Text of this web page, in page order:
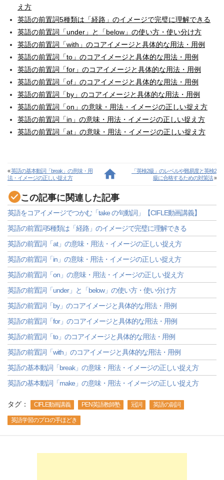
え方
英語の前置詞5種類は「経路」のイメージで完璧に理解できる
英語の前置詞「under」と「below」の使い方・使い分け方
英語の前置詞「with」のコアイメージと具体的な用法・用例
英語の前置詞「to」のコアイメージと具体的な用法・用例
英語の前置詞「for」のコアイメージと具体的な用法・用例
英語の前置詞「of」のコアイメージと具体的な用法・用例
英語の前置詞「by」のコアイメージと具体的な用法・用例
英語の前置詞「on」の意味・用法・イメージの正しい捉え方
英語の前置詞「in」の意味・用法・イメージの正しい捉え方
英語の前置詞「at」の意味・用法・イメージの正しい捉え方
«英語の基本動詞「break」の意味・用
法・イメージの正しい捉え方
「英検2級」のレベルや難易度と英検2
級に合格するための対策法»
この記事に関連した記事
英語をコアイメージでつかむ「take の句動詞」【CIFLE動画講義】
英語の前置詞5種類は「経路」のイメージで完璧に理解できる
英語の前置詞「at」の意味・用法・イメージの正しい捉え方
英語の前置詞「in」の意味・用法・イメージの正しい捉え方
英語の前置詞「on」の意味・用法・イメージの正しい捉え方
英語の前置詞「under」と「below」の使い方・使い分け方
英語の前置詞「by」のコアイメージと具体的な用法・用例
英語の前置詞「for」のコアイメージと具体的な用法・用例
英語の前置詞「to」のコアイメージと具体的な用法・用例
英語の前置詞「with」のコアイメージと具体的な用法・用例
英語の基本動詞「break」の意味・用法・イメージの正しい捉え方
英語の基本動詞「make」の意味・用法・イメージの正しい捉え方
タグ： CIFLE動画講義 PEN英語教師塾 冠詞 英語の副詞
英語学習のプロの手ほどき